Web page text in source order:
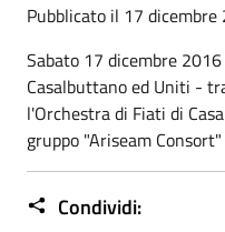
Pubblicato il 17 dicembre
Sabato 17 dicembre
Casalbuttano ed Uniti -
l'Orchestra di Fiati di
gruppo "Ariseam
Condividi: